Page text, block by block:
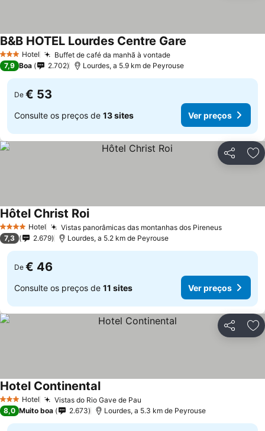
3 EstrelasHotel Buffet de café da manhã à vontade
B&B HOTEL Lourdes Centre Gare
7,9 Boa 2.702 Lourdes, a 5.9 km de Peyrouse
De € 53
Consulte os preços de 13 sites Ver preços
Partilhar
4 EstrelasHotel Vistas panorâmicas das montanhas dos Pireneus
Hôtel Christ Roi
7,3 2.679 Lourdes, a 5.2 km de Peyrouse
De € 46
Consulte os preços de 11 sites Ver preços
Partilhar
3 EstrelasHotel Vistas do Rio Gave de Pau
Hotel Continental
8,0 Muito boa 2.673 Lourdes, a 5.3 km de Peyrouse